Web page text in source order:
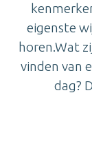
eigenste
horen.Wat
vinden van
dag?